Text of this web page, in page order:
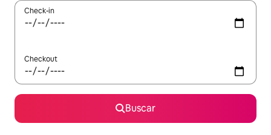
Check-in
Checkout
Buscar